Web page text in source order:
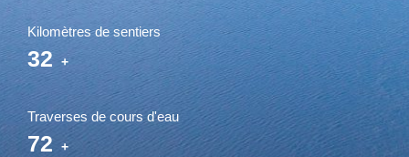
Kilomètres de sentiers
40 +
Traverses de cours d'eau
90 +